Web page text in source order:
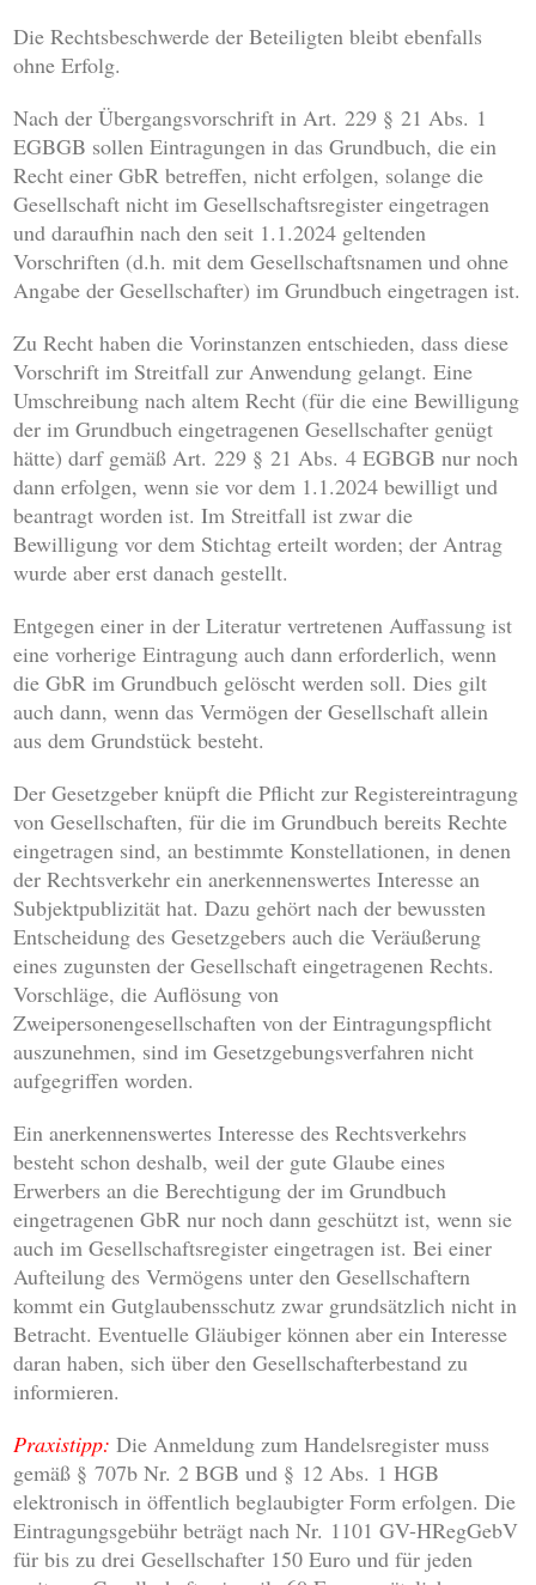
Die Rechtsbeschwerde der Beteiligten bleibt ebenfalls
ohne Erfolg.
Nach der Übergangsvorschrift in Art. 229 § 21 Abs. 1
EGBGB sollen Eintragungen in das Grundbuch, die ein
Recht einer GbR betreffen, nicht erfolgen, solange die
Gesellschaft nicht im Gesellschaftsregister eingetragen
und daraufhin nach den seit 1.1.2024 geltenden
Vorschriften (d.h. mit dem Gesellschaftsnamen und ohne
Angabe der Gesellschafter) im Grundbuch eingetragen ist.
Zu Recht haben die Vorinstanzen entschieden, dass diese
Vorschrift im Streitfall zur Anwendung gelangt. Eine
Umschreibung nach altem Recht (für die eine Bewilligung
der im Grundbuch eingetragenen Gesellschafter genügt
hätte) darf gemäß Art. 229 § 21 Abs. 4 EGBGB nur noch
dann erfolgen, wenn sie vor dem 1.1.2024 bewilligt und
beantragt worden ist. Im Streitfall ist zwar die
Bewilligung vor dem Stichtag erteilt worden; der Antrag
wurde aber erst danach gestellt.
Entgegen einer in der Literatur vertretenen Auffassung ist
eine vorherige Eintragung auch dann erforderlich, wenn
die GbR im Grundbuch gelöscht werden soll. Dies gilt
auch dann, wenn das Vermögen der Gesellschaft allein
aus dem Grundstück besteht.
Der Gesetzgeber knüpft die Pflicht zur Registereintragung
von Gesellschaften, für die im Grundbuch bereits Rechte
eingetragen sind, an bestimmte Konstellationen, in denen
der Rechtsverkehr ein anerkennenswertes Interesse an
Subjektpublizität hat. Dazu gehört nach der bewussten
Entscheidung des Gesetzgebers auch die Veräußerung
eines zugunsten der Gesellschaft eingetragenen Rechts.
Vorschläge, die Auflösung von
Zweipersonengesellschaften von der Eintragungspflicht
auszunehmen, sind im Gesetzgebungsverfahren nicht
aufgegriffen worden.
Ein anerkennenswertes Interesse des Rechtsverkehrs
besteht schon deshalb, weil der gute Glaube eines
Erwerbers an die Berechtigung der im Grundbuch
eingetragenen GbR nur noch dann geschützt ist, wenn sie
auch im Gesellschaftsregister eingetragen ist. Bei einer
Aufteilung des Vermögens unter den Gesellschaftern
kommt ein Gutglaubensschutz zwar grundsätzlich nicht in
Betracht. Eventuelle Gläubiger können aber ein Interesse
daran haben, sich über den Gesellschafterbestand zu
informieren.
Praxistipp: Die Anmeldung zum Handelsregister muss
gemäß § 707b Nr. 2 BGB und § 12 Abs. 1 HGB
elektronisch in öffentlich beglaubigter Form erfolgen. Die
Eintragungsgebühr beträgt nach Nr. 1101 GV-HRegGebV
für bis zu drei Gesellschafter 150 Euro und für jeden